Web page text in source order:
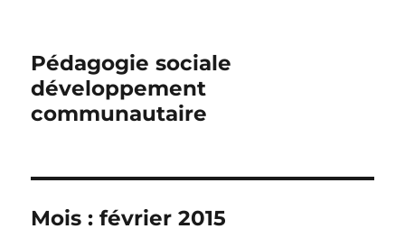
Pédagogie sociale
développement
communautaire
Mois :février 2015